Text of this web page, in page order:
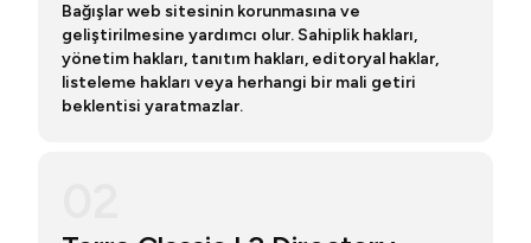
Bağışlar web sitesinin korunmasına ve
geliştirilmesine yardımcı olur. Sahiplik hakları,
yönetim hakları, tanıtım hakları, editoryal haklar,
listeleme hakları veya herhangi bir mali getiri
beklentisi yaratmazlar.